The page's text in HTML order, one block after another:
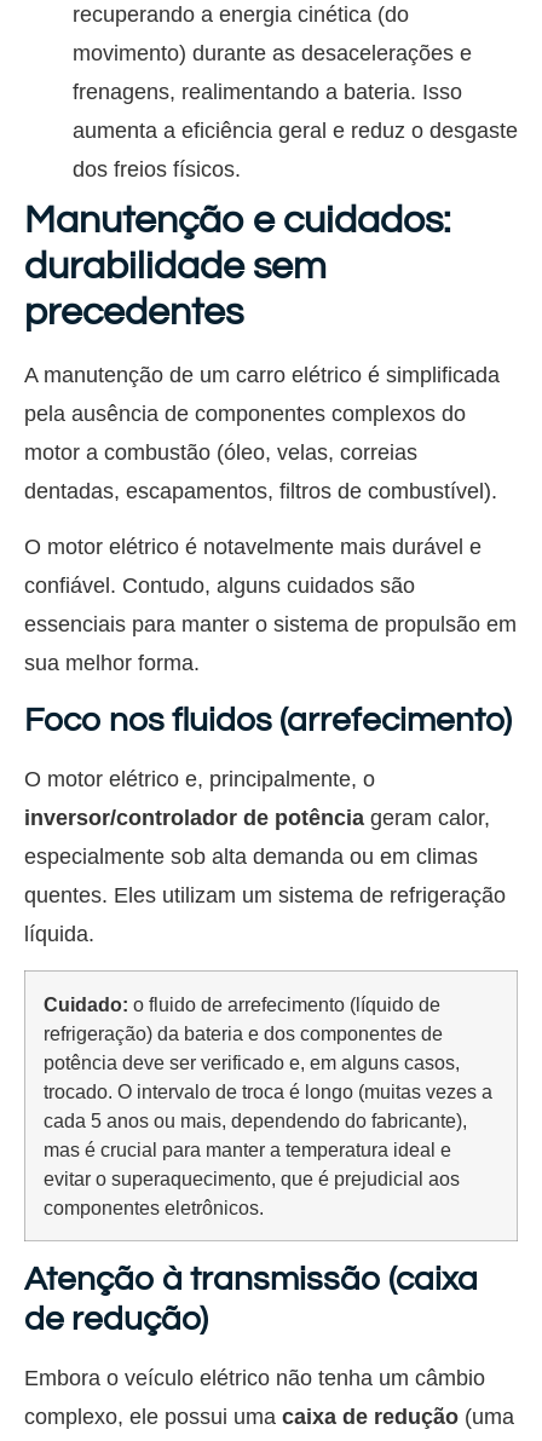
recuperando a energia cinética (do
movimento) durante as desacelerações e
frenagens, realimentando a bateria. Isso
aumenta a eficiência geral e reduz o desgaste
dos freios físicos.
Manutenção e cuidados:
durabilidade sem
precedentes
A manutenção de um carro elétrico é simplificada
pela ausência de componentes complexos do
motor a combustão (óleo, velas, correias
dentadas, escapamentos, filtros de combustível).
O motor elétrico é notavelmente mais durável e
confiável. Contudo, alguns cuidados são
essenciais para manter o sistema de propulsão em
sua melhor forma.
Foco nos fluidos (arrefecimento)
O motor elétrico e, principalmente, o
inversor/controlador de potência geram calor,
especialmente sob alta demanda ou em climas
quentes. Eles utilizam um sistema de refrigeração
líquida.
Cuidado: o fluido de arrefecimento (líquido de
refrigeração) da bateria e dos componentes de
potência deve ser verificado e, em alguns casos,
trocado. O intervalo de troca é longo (muitas vezes a
cada 5 anos ou mais, dependendo do fabricante),
mas é crucial para manter a temperatura ideal e
evitar o superaquecimento, que é prejudicial aos
componentes eletrônicos.
Atenção à transmissão (caixa
de redução)
Embora o veículo elétrico não tenha um câmbio
complexo, ele possui uma caixa de redução (uma